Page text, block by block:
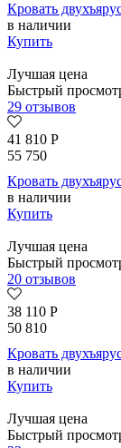
Кровать
в наличии
Купить
Лучшая цена
Быстрый
29 отзывов
41 810 Р
55 750
Кровать
в наличии
Купить
Лучшая цена
Быстрый
20 отзывов
38 110 Р
50 810
Кровать
в наличии
Купить
Лучшая цена
Быстрый